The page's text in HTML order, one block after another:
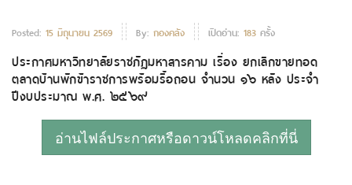
Posted: 15 มิถุนายน 2569 By: กองคลัง เปิดอ่าน: 183 ครั้ง
ประกาศมหาวิทยาลัยราชภัฏมหาสารคาม เรื่อง ยกเลิกขายทอด
ตลาดบ้านพักข้าราชการพร้อมรื้อถอน จำนวน ๑๖ หลัง ประจำ
ปีงบประมาณ พ.ศ. ๒๕๖๙
อ่านไฟล์ประกาศหรือดาวน์โหลดคลิกที่นี่